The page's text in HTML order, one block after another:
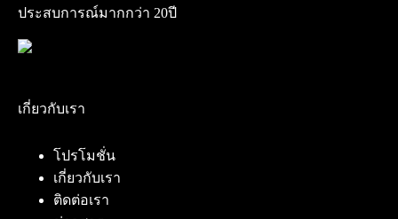
ประสบการณ์มากกว่า 20ปี
เกี่ยวกับเรา
โปรโมชั่น
เกี่ยวกับเรา
ติดต่อเรา